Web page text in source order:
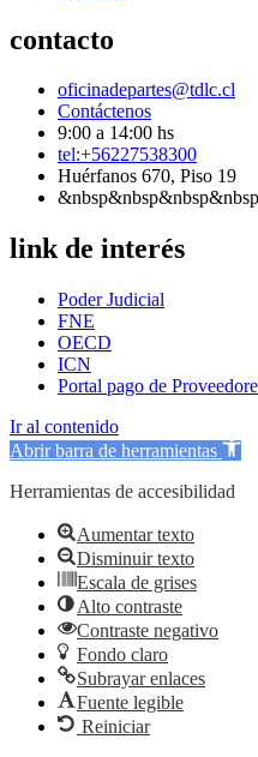
contacto
oficinadepartes@tdlc.cl
Contáctenos
9:00 a 14:00 hs
tel:+56227538300
Huérfanos 670, Piso 19
link de interés
Poder Judicial
FNE
OECD
ICN
Portal pago de
Ir al contenido
Abrir barra de herramientas
Herramientas de accesibilidad
Aumentar texto
Disminuir texto
Escala de grises
Alto contraste
Contraste negativo
Fondo claro
Subrayar enlaces
Fuente legible
Reiniciar